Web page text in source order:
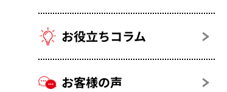
お役立ちコラム
お客様の声